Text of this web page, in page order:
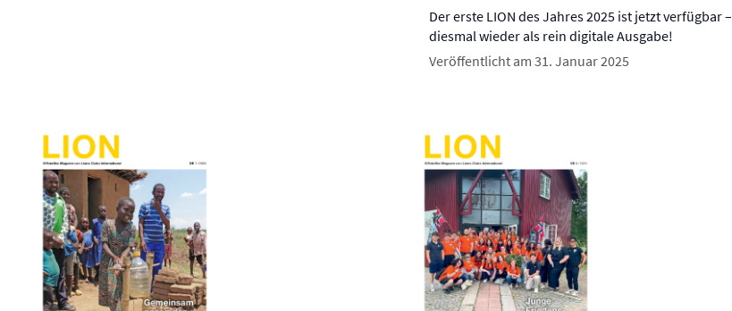
Der erste LION des Jahres 2025 ist jetzt verfügbar –
diesmal wieder als rein digitale Ausgabe!
Veröffentlicht am 31. Januar 2025